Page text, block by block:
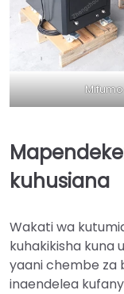
kuhusiana
Wakati wa
kuhakikisha kuna
yaani chembe za
inaendelea